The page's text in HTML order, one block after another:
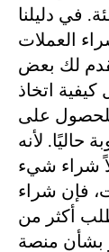
في دليلنا
العملات
لك بعض
كيفية اتخاذ
للحصول على
حاليًا. لأنه
شراء شيء
فإن شراء
أكثر من
بشأن منصة